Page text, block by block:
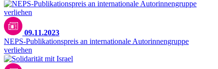
09.11.2023
NEPS-Publikationspreis an internationale Autorinnengruppe
verliehen